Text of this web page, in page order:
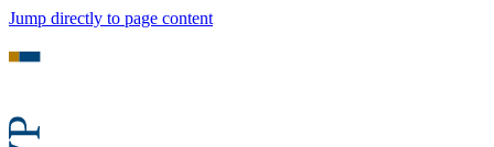
Jump directly to page content